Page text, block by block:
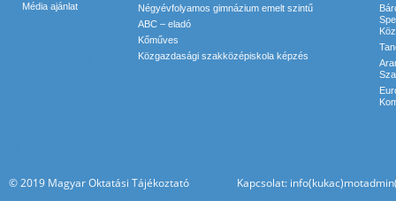
Média ajánlat
Négyévfolyamos gimnázium emelt szintű
ABC – eladó
Kőműves
Közgazdasági szakközépiskola képzés
© 2019 Magyar Oktatási Tájékoztató Kapcsolat: